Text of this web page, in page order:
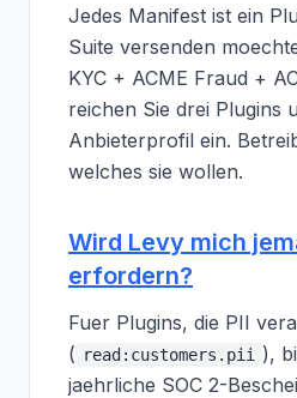
Jedes Manifest ist ein
Suite versenden
KYC + ACME Fraud +
reichen Sie drei Plugins
Anbieterprofil ein.
welches sie wollen.
Wird Levy mich
erfordern?
Fuer Plugins, die PII
( read:customers.pii
),
jaehrliche SOC 2-